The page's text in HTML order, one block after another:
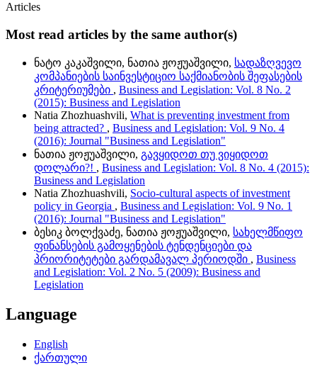
Articles
Most read articles by the same author(s)
ნატო კაკაშვილი, ნათია ჟოჟუაშვილი, სადაზღვევო
კომპანიების საინვესტიციო საქმიანობის შეფასების
კრიტერიუმები , Business and Legislation: Vol. 8 No. 2
(2015): Business and Legislation
Natia Zhozhuashvili, What is preventing investment from
being attracted? , Business and Legislation: Vol. 9 No. 4
(2016): Journal "Business and Legislation"
ნათია ჟოჟუაშვილი, გავყიდოთ თუ ვიყიდოთ
დოლარი?! , Business and Legislation: Vol. 8 No. 4 (2015):
Business and Legislation
Natia Zhozhuashvili, Socio-cultural aspects of investment
policy in Georgia , Business and Legislation: Vol. 9 No. 1
(2016): Journal "Business and Legislation"
ბესიკ ბოლქვაძე, ნათია ჟოჟუაშვილი, სახელმწიფო
ფინანსების გამოყენების ტენდენციები და
პრიორიტეტები გარდამავალ პერიოდში , Business
and Legislation: Vol. 2 No. 5 (2009): Business and
Legislation
Language
English
ქართული